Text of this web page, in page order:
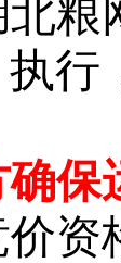
粮
行
确保
价资